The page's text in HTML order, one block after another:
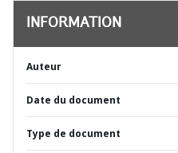
INFORMATION
Auteur
Date du document
Type de document